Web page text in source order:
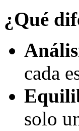
¿Qué
cada
solo